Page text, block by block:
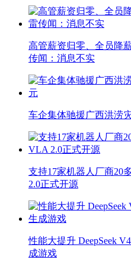
高管薪资归零、全员降
传闻：消息不实
车企集体驰援广西洪涝
支持17家机器人厂商20
2.0正式开源
性能大提升 DeepSeek
成游戏